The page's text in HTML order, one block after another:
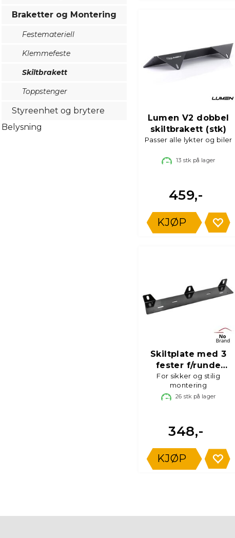
Braketter og Montering
Festemateriell
Klemmefeste
Skiltbrakett
Toppstenger
Styreenhet og brytere
Belysning
Lumen V2 dobbel
skiltbrakett (stk)
Passer alle lykter og biler
13 stk på lager
459,-
KJØP
Skiltplate med 3
fester f/runde
fjernlys
For sikker og stilig
montering
26 stk på lager
348,-
KJØP